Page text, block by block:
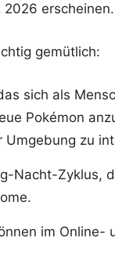
2026 erscheinen.
gemütlich:
sich als
Pokémon
zu
Nacht-Zyklus,
im